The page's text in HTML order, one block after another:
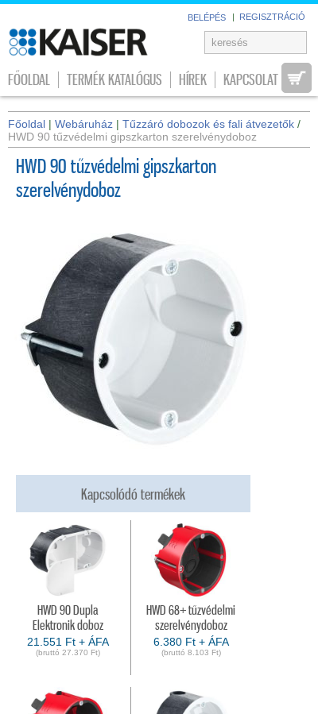
BELÉPÉS | REGISZTRÁCIÓ
FŐOLDAL TERMÉK KATALÓGUS HÍREK KAPCSOLAT
Főoldal | Webáruház | Tűzzáró dobozok és fali átvezetők /
HWD 90 tűzvédelmi gipszkarton szerelvénydoboz
HWD 90 tűzvédelmi gipszkarton
szerelvénydoboz
Kapcsolódó termékek
HWD 90 Dupla
Elektronik doboz
21.551 Ft + ÁFA
(bruttó 27.370 Ft)
HWD 68+ tűzvédelmi
szerelvénydoboz
6.380 Ft + ÁFA
(bruttó 8.103 Ft)